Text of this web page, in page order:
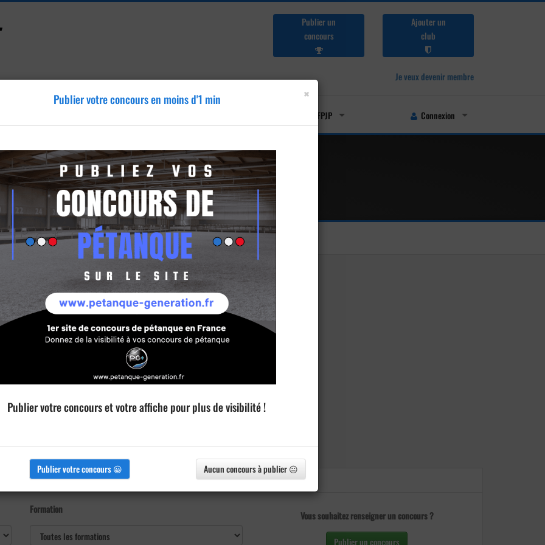
Publier un
concours
Ajouter un
club
Je veux devenir membre
Licenciés FFPJP Connexion
Formation
Vous souhaitez renseigner un concours ?
Publier un concours
×
Publier votre concours en moins d'1 min
Publier votre concours et votre affiche pour plus de visibilité !
Publier votre concours 😀 Aucun concours à publier 😐